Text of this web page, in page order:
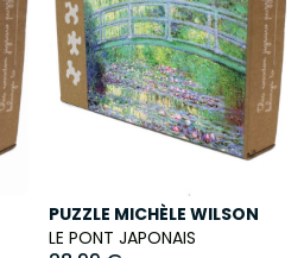
PUZZLE MICHÈLE WILSON
LE PONT JAPONAIS